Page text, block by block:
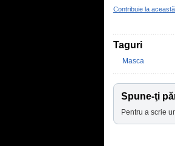
Contribuie la
Taguri
Masca
Spune-ţi
Pentru a scrie